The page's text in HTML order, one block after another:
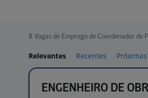
8 Vagas de Emprego de Coordenador de
Relevantes Recentes Próximas
ENGENHEIRO DE